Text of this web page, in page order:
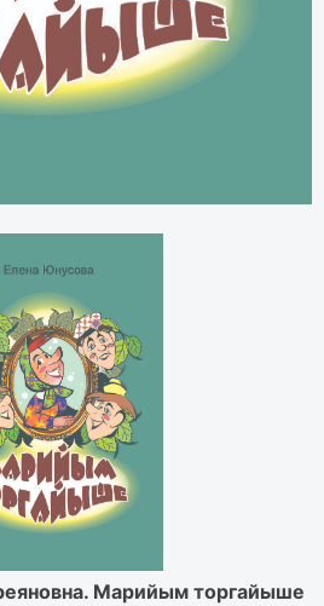
Марийым торгайыше